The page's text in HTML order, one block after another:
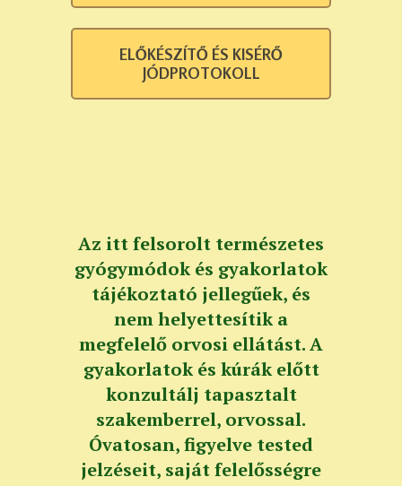
ELŐKÉSZÍTŐ ÉS KISÉRŐ
JÓDPROTOKOLL
Az itt felsorolt természetes
gyógymódok és gyakorlatok
tájékoztató jellegűek, és
nem helyettesítik a
megfelelő orvosi ellátást. A
gyakorlatok és kúrák előtt
konzultálj tapasztalt
szakemberrel, orvossal.
Óvatosan, figyelve tested
jelzéseit, saját felelősségre